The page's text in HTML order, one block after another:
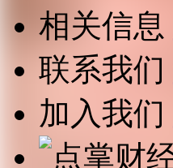
相关信息
联系我们
加入我们